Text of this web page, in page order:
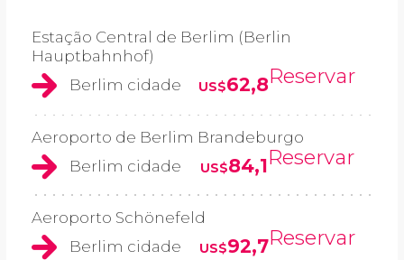
Estação Central de Berlim (Berlin
Hauptbahnhof)
Berlim cidade
US$62,8Reservar
Aeroporto de Berlim Brandeburgo
Berlim cidade
US$84,1Reservar
Aeroporto Schönefeld
Berlim cidade
US$92,7Reservar